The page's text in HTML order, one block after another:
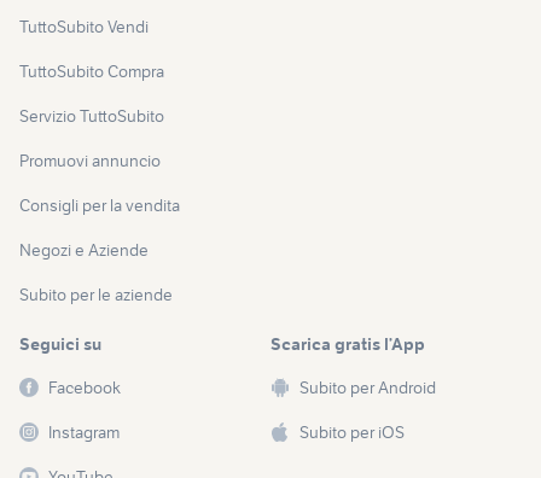
TuttoSubito Vendi
TuttoSubito Compra
Servizio TuttoSubito
Promuovi annuncio
Consigli per la vendita
Negozi e Aziende
Subito per le aziende
Seguici su
Facebook
Instagram
Scarica gratis l’App
Subito per Android
Subito per iOS